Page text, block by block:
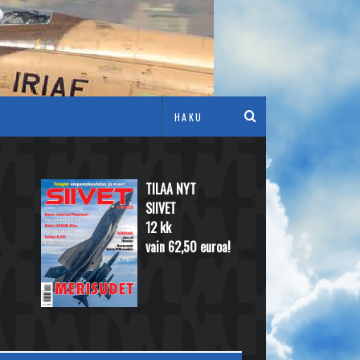
TILAA NYT
SIIVET
12 kk
vain 62,50 euroa!